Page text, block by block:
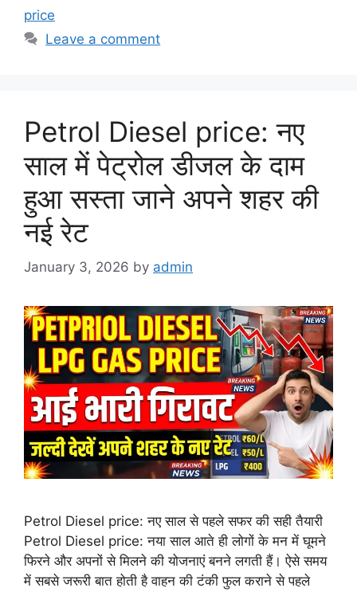
price
Leave a comment
Petrol Diesel price: नए
साल में पेट्रोल डीजल के दाम
हुआ सस्ता जाने अपने शहर की
नई रेट
January 3, 2026 by admin
Petrol Diesel price: नए साल से पहले सफर की सही तैयारी
Petrol Diesel price: नया साल आते ही लोगों के मन में घूमने
फिरने और अपनों से मिलने की योजनाएं बनने लगती हैं। ऐसे समय
में सबसे जरूरी बात होती है वाहन की टंकी फुल कराने से पहले